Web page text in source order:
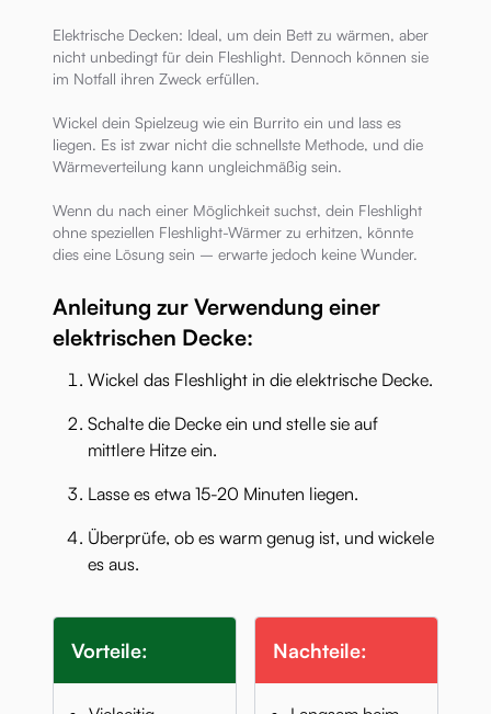
Elektrische Decken: Ideal, um dein Bett zu wärmen, aber
nicht unbedingt für dein Fleshlight. Dennoch können sie
im Notfall ihren Zweck erfüllen.
Wickel dein Spielzeug wie ein Burrito ein und lass es
liegen. Es ist zwar nicht die schnellste Methode, und die
Wärmeverteilung kann ungleichmäßig sein.
Wenn du nach einer Möglichkeit suchst, dein Fleshlight
ohne speziellen Fleshlight-Wärmer zu erhitzen, könnte
dies eine Lösung sein – erwarte jedoch keine Wunder.
Anleitung zur Verwendung einer
elektrischen Decke:
Wickel das Fleshlight in die elektrische Decke.
Schalte die Decke ein und stelle sie auf
mittlere Hitze ein.
Lasse es etwa 15-20 Minuten liegen.
Überprüfe, ob es warm genug ist, und wickele
es aus.
Vorteile: Nachteile: